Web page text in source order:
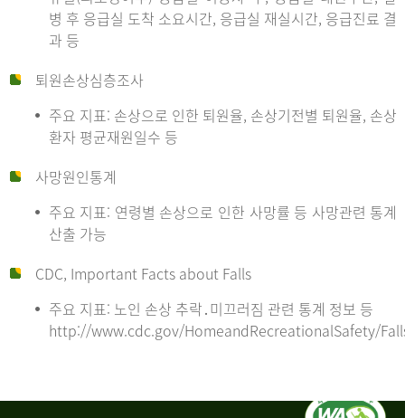
병 후 응급실 도착 소요시간, 응급실 재실시간, 응급진료 결
과 등
퇴원손상심층조사
주요 지표: 손상으로 인한 퇴원율, 손상기전별 퇴원율, 손상
환자 평균재원일수 등
사망원인통계
주요 지표: 연령별 손상으로 인한 사망률 등 사망관련 통계
산출 가능
CDC, Important Facts about Falls
주요 지표: 노인 손상 추락․미끄러짐 관련 통계 정보 등
http://www.cdc.gov/HomeandRecreationalSafety/